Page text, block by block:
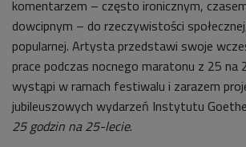
komentarzem – często ironicznym,
dowcipnym – do rzeczywistości
popularnej. Artysta przedstawi swoje
prace podczas nocnego maratonu z 25 na
wystąpi w ramach festiwalu i zarazem
jubileuszowych wydarzeń Instytutu
25 godzin na 25-lecie.